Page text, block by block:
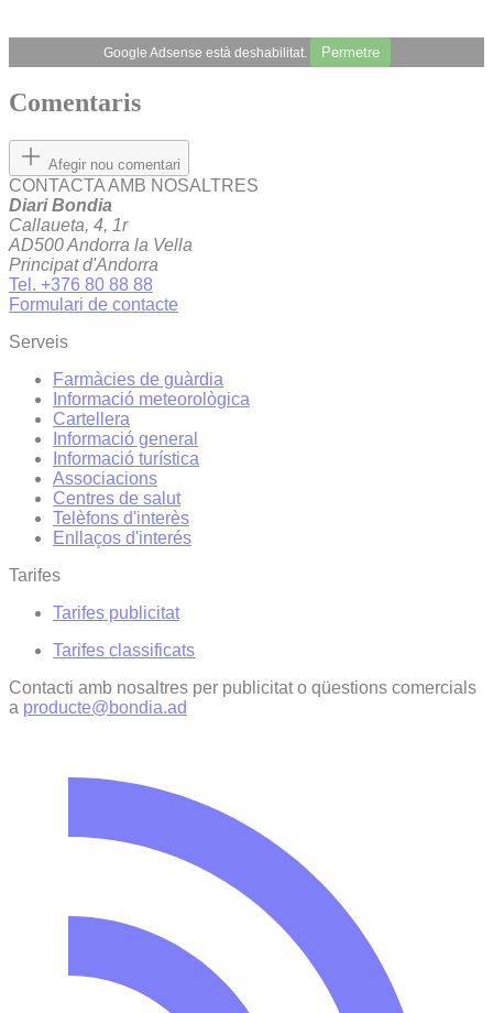
Google Adsense està deshabilitat. Permetre
Comentaris
Afegir nou comentari
CONTACTA AMB NOSALTRES
Diari Bondia
Callaueta, 4, 1r
AD500 Andorra la Vella
Principat d'Andorra
Tel. +376 80 88 88
Formulari de contacte
Serveis
Farmàcies de guàrdia
Informació meteorològica
Cartellera
Informació general
Informació turística
Associacions
Centres de salut
Telèfons d'interès
Enllaços d'interés
Tarifes
Tarifes publicitat
Tarifes classificats
Contacti amb nosaltres per publicitat o qüestions comercials
a producte@bondia.ad